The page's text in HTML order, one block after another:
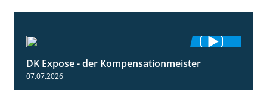
DK Expose - der Kompensationmeister
07.07.2026